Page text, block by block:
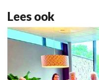
Lees ook